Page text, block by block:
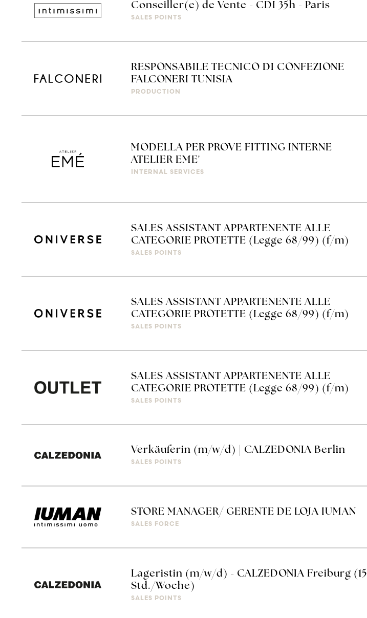
Conseiller(e) de Vente - CDI 35h - Paris
SALES POINTS
RESPONSABILE TECNICO DI CONFEZIONE
FALCONERI TUNISIA
PRODUCTION
MODELLA PER PROVE FITTING INTERNE
ATELIER EME'
INTERNAL SERVICES
SALES ASSISTANT APPARTENENTE ALLE
CATEGORIE PROTETTE (Legge 68/99) (f/m)
SALES POINTS
SALES ASSISTANT APPARTENENTE ALLE
CATEGORIE PROTETTE (Legge 68/99) (f/m)
SALES POINTS
SALES ASSISTANT APPARTENENTE ALLE
CATEGORIE PROTETTE (Legge 68/99) (f/m)
SALES POINTS
Verkäuferin (m/w/d) | CALZEDONIA Berlin
SALES POINTS
STORE MANAGER/ GERENTE DE LOJA IUMAN
SALES FORCE
Lageristin (m/w/d) - CALZEDONIA Freiburg (15
Std./Woche)
SALES POINTS